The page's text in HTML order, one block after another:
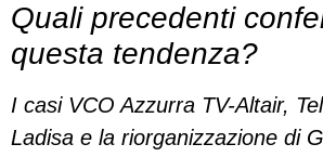
Quali precedenti
questa tendenza?
I casi VCO Azzurra TV-Altair,
Ladisa e la riorganizzazione di